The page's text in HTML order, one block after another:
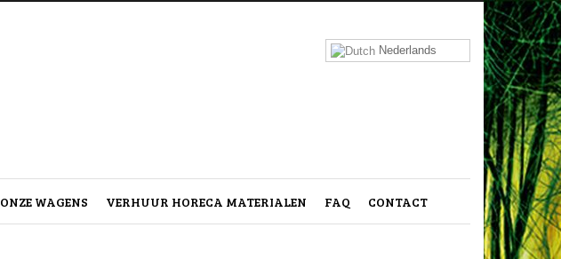
Nederlands
ONZE WAGENS VERHUUR HORECA MATERIALEN FAQ CONTACT